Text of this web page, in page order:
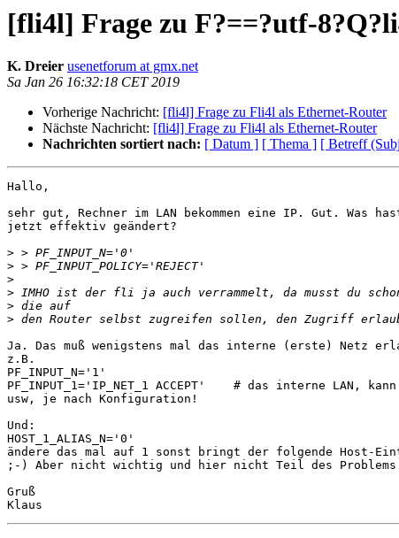
[fli4l] Frage zu F?==?utf-
K. Dreier usenetforum at gmx.net
Sa Jan 26 16:32:18 CET 2019
Vorherige Nachricht: [fli4l] Frage zu Fli4l als Ethernet-Router
Nächste Nachricht: [fli4l] Frage zu Fli4l als Ethernet-Router
Nachrichten sortiert nach: [ Datum ] [ Thema ] [ Betreff
Hallo,
sehr gut, Rechner im LAN bekommen eine IP. Gut. Was
jetzt effektiv geändert?
>
>
>
>
>
>
Ja. Das muß wenigstens mal das interne (erste) Netz
z.B.
PF_INPUT_N='1'
PF_INPUT_1='IP_NET_1 ACCEPT'    # das interne LAN,
usw, je nach Konfiguration!
Und:
HOST_1_ALIAS_N='0'
ändere das mal auf 1 sonst bringt der folgende Host-
;-) Aber nicht wichtig und hier nicht Teil des
Gruß